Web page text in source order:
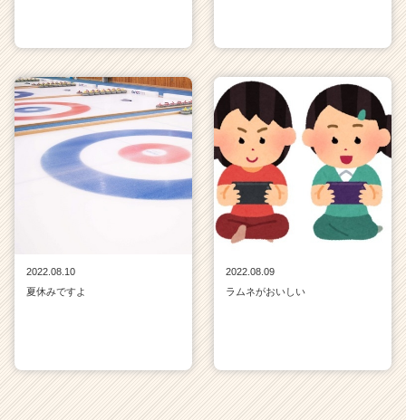
2022.08.10
夏休みですよ
2022.08.09
ラムネがおいしい